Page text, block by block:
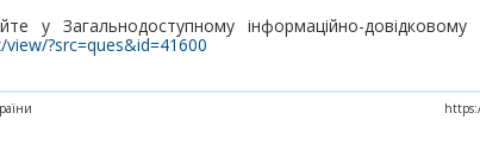
у Загальнодоступному інформаційно-
?src=ques&id=41600